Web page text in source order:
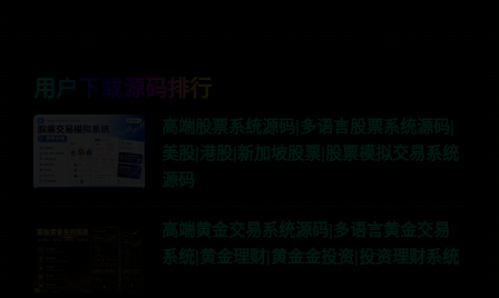
用户下载源码排行
高端股票系统源码|多语言股票系统源码|
美股|港股|新加坡股票|股票模拟交易系统
源码
高端黄金交易系统源码|多语言黄金交易
系统|黄金理财|黄金金投资|投资理财系统